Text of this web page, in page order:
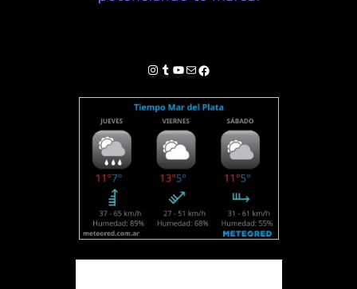
Instagram
Tumblr
YouTube
Correo electrónico
Facebook